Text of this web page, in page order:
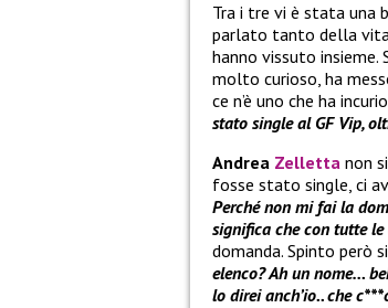
Tra i tre vi è stata una
parlato tanto della vita
hanno vissuto insieme.
molto curioso, ha
ce n’è uno che ha
stato single al GF Vip,
Andrea Zelletta non
fosse stato single, ci
Perché non mi fai la
significa che con tutte le
domanda. Spinto però
elenco? Ah un nome…
lo direi anch’io.. che